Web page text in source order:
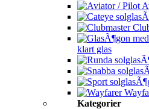
klart glas
Kategorier